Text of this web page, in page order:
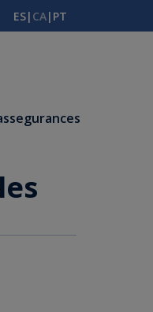
ES| CA| PT